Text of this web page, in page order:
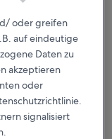
Preis
beträgt
129 €
129 €
Steuern & Gebühren
9. Aug.–10. Aug.
oder greifen
auf eindeutige
Daten zu
akzeptieren
oder
signalisiert